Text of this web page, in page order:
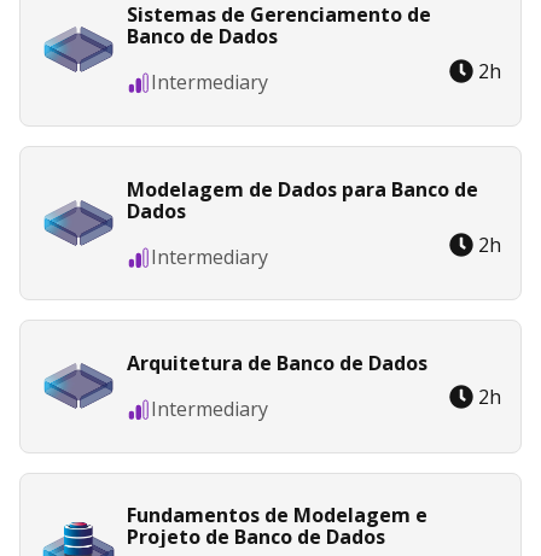
Sistemas de Gerenciamento de
Banco de Dados
Intermediary
2h
Modelagem de Dados para Banco de
Dados
Intermediary
2h
Arquitetura de Banco de Dados
Intermediary
2h
Fundamentos de Modelagem e
Projeto de Banco de Dados